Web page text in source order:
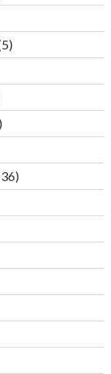
55
Produkte
3636
Produkte